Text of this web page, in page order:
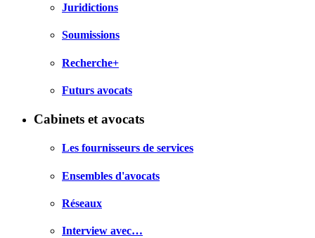
Juridictions
Soumissions
Recherche+
Futurs avocats
Cabinets et avocats
Les fournisseurs de services
Ensembles d'avocats
Réseaux
Interview avec…